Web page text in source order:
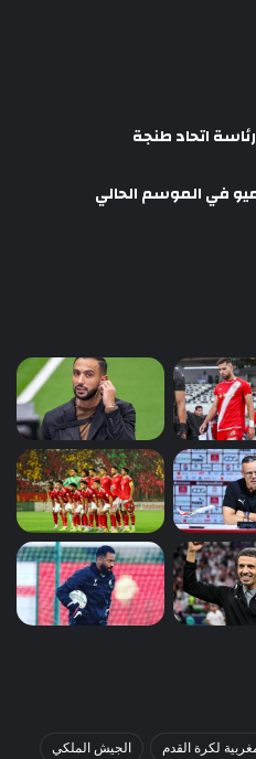
اتحاد طنجة
في الموسم الحالي
لكرة القدم الجيش الملكي